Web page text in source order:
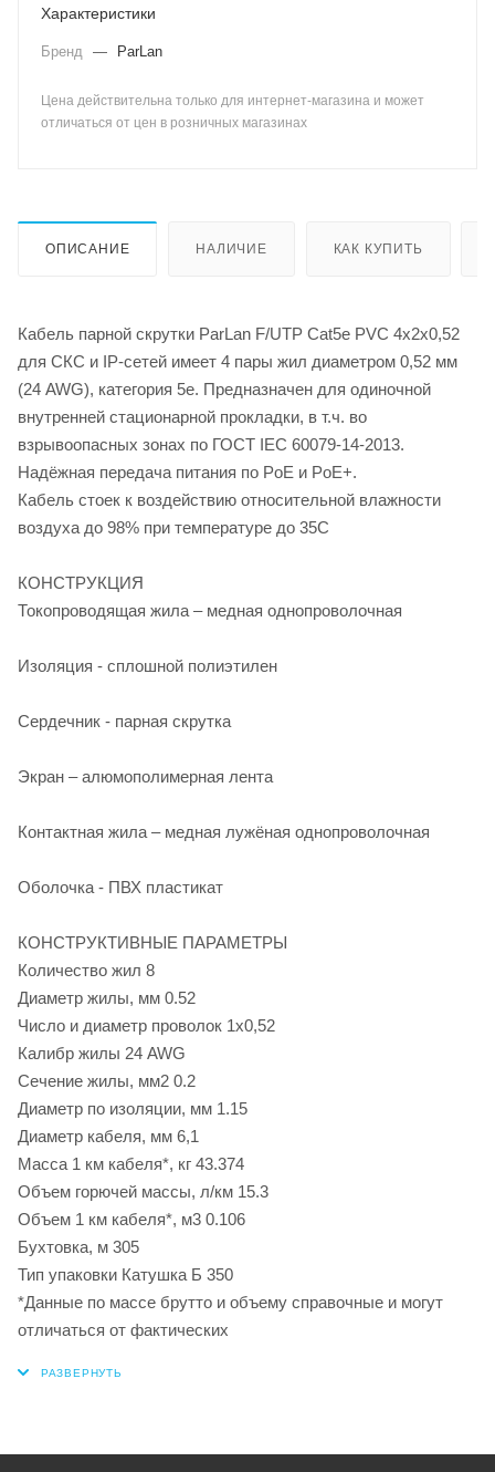
Характеристики
Бренд — ParLan
Цена действительна только для интернет-магазина и может
отличаться от цен в розничных магазинах
ОПИСАНИЕ НАЛИЧИЕ КАК КУПИТЬ
Кабель парной скрутки ParLan F/UTP Cat5e PVC 4х2х0,52
для СКС и IP-сетей имеет 4 пары жил диаметром 0,52 мм
(24 AWG), категория 5e. Предназначен для одиночной
внутренней стационарной прокладки, в т.ч. во
взрывоопасных зонах по ГОСТ IEC 60079-14-2013.
Надёжная передача питания по PoE и PoE+.
Кабель стоек к воздействию относительной влажности
воздуха до 98% при температуре до 35С
КОНСТРУКЦИЯ
Токопроводящая жила – медная однопроволочная
Изоляция - сплошной полиэтилен
Сердечник - парная скрутка
Экран – алюмополимерная лента
Контактная жила – медная лужёная однопроволочная
Оболочка - ПВХ пластикат
КОНСТРУКТИВНЫЕ ПАРАМЕТРЫ
Количество жил 8
Диаметр жилы, мм 0.52
Число и диаметр проволок 1х0,52
Калибр жилы 24 AWG
Сечение жилы, мм2 0.2
Диаметр по изоляции, мм 1.15
Диаметр кабеля, мм 6,1
Масса 1 км кабеля*, кг 43.374
Объем горючей массы, л/км 15.3
Объем 1 км кабеля*, м3 0.106
Бухтовка, м 305
Тип упаковки Катушка Б 350
*Данные по массе брутто и объему справочные и могут
отличаться от фактических